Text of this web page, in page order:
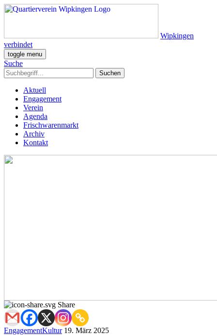
Wipkingen
verbindet
toggle menu
Suche
Aktuell
Engagement
Verein
Agenda
Frischwarenmarkt
Archiv
Kontakt
Share
EngagementKultur 19. März 2025